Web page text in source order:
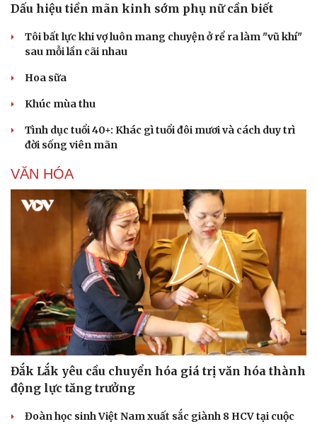
Dấu hiệu tiền mãn kinh sớm phụ nữ cần biết
Tôi bất lực khi vợ luôn mang chuyện ở rể ra làm "vũ khí"
sau mỗi lần cãi nhau
Hoa sữa
Khúc mùa thu
Tình dục tuổi 40+: Khác gì tuổi đôi mươi và cách duy trì
đời sống viên mãn
VĂN HÓA
Đắk Lắk yêu cầu chuyển hóa giá trị văn hóa thành
động lực tăng trưởng
Đoàn học sinh Việt Nam xuất sắc giành 8 HCV tại cuộc